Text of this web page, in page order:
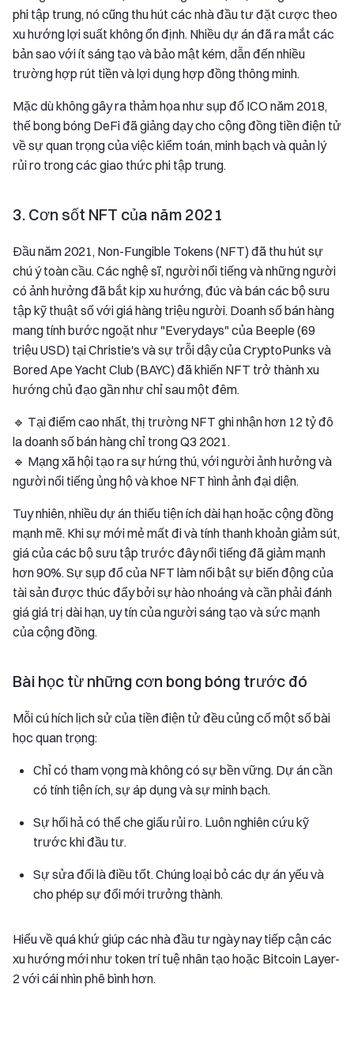
phi tập trung, nó cũng thu hút các nhà đầu tư đặt cược theo
xu hướng lợi suất không ổn định. Nhiều dự án đã ra mắt các
bản sao với ít sáng tạo và bảo mật kém, dẫn đến nhiều
trường hợp rút tiền và lợi dụng hợp đồng thông minh.
Mặc dù không gây ra thảm họa như sụp đổ ICO năm 2018,
thế bong bóng DeFi đã giảng dạy cho cộng đồng tiền điện tử
về sự quan trọng của việc kiểm toán, minh bạch và quản lý
rủi ro trong các giao thức phi tập trung.
3. Cơn sốt NFT của năm 2021
Đầu năm 2021, Non-Fungible Tokens (NFT) đã thu hút sự
chú ý toàn cầu. Các nghệ sĩ, người nổi tiếng và những người
có ảnh hưởng đã bắt kịp xu hướng, đúc và bán các bộ sưu
tập kỹ thuật số với giá hàng triệu người. Doanh số bán hàng
mang tính bước ngoặt như "Everydays" của Beeple (69
triệu USD) tại Christie's và sự trỗi dậy của CryptoPunks và
Bored Ape Yacht Club (BAYC) đã khiến NFT trở thành xu
hướng chủ đạo gần như chỉ sau một đêm.
🔹 Tại điểm cao nhất, thị trường NFT ghi nhận hơn 12 tỷ đô
la doanh số bán hàng chỉ trong Q3 2021.
🔹 Mạng xã hội tạo ra sự hứng thú, với người ảnh hưởng và
người nổi tiếng ủng hộ và khoe NFT hình ảnh đại diện.
Tuy nhiên, nhiều dự án thiếu tiện ích dài hạn hoặc cộng đồng
mạnh mẽ. Khi sự mới mẻ mất đi và tính thanh khoản giảm sút,
giá của các bộ sưu tập trước đây nổi tiếng đã giảm mạnh
hơn 90%. Sự sụp đổ của NFT làm nổi bật sự biến động của
tài sản được thúc đẩy bởi sự hào nhoáng và cần phải đánh
giá giá trị dài hạn, uy tín của người sáng tạo và sức mạnh
của cộng đồng.
Bài học từ những cơn bong bóng trước đó
Mỗi cú hích lịch sử của tiền điện tử đều củng cố một số bài
học quan trọng:
Chỉ có tham vọng mà không có sự bền vững. Dự án cần
có tính tiện ích, sự áp dụng và sự minh bạch.
Sự hối hả có thể che giấu rủi ro. Luôn nghiên cứu kỹ
trước khi đầu tư.
Sự sửa đổi là điều tốt. Chúng loại bỏ các dự án yếu và
cho phép sự đổi mới trưởng thành.
Hiểu về quá khứ giúp các nhà đầu tư ngày nay tiếp cận các
xu hướng mới như token trí tuệ nhân tạo hoặc Bitcoin Layer-
2 với cái nhìn phê bình hơn.